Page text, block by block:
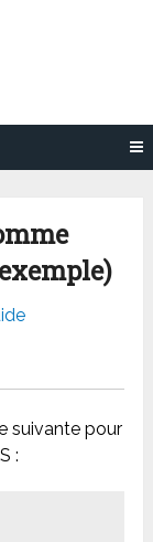
suivante pour
: